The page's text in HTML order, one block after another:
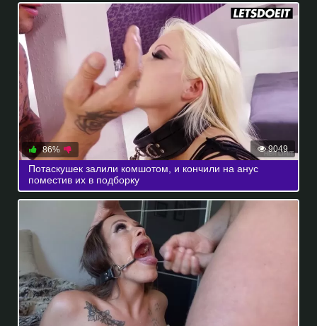
9049
86%
Потаскушек залили комшотом, и кончили на анус
поместив их в подборку